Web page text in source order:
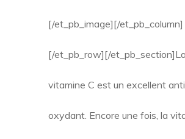
[/et_pb_image][/et_pb_column]
[/et_pb_row][/et_pb_section]La
vitamine C est un excellent
oxydant. Encore une fois, la